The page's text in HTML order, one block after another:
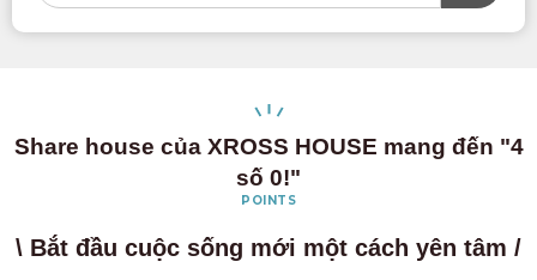
Share house của XROSS HOUSE mang đến "4
số 0!"
POINTS
\ Bắt đầu cuộc sống mới một cách yên tâm /